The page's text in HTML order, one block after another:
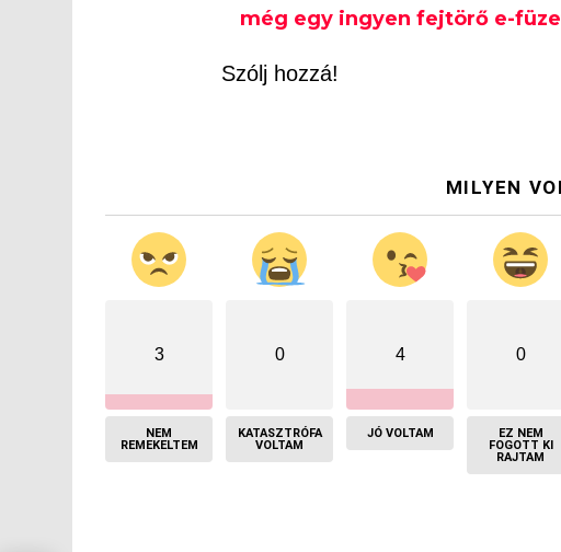
még egy ingyen fejtörő e-
Szólj hozzá!
MILYEN
3
NEM
REMEKELTEM
0
KATASZTRÓFA
VOLTAM
4
JÓ VOLTAM
0
EZ NEM
FOGOTT KI
RAJTAM